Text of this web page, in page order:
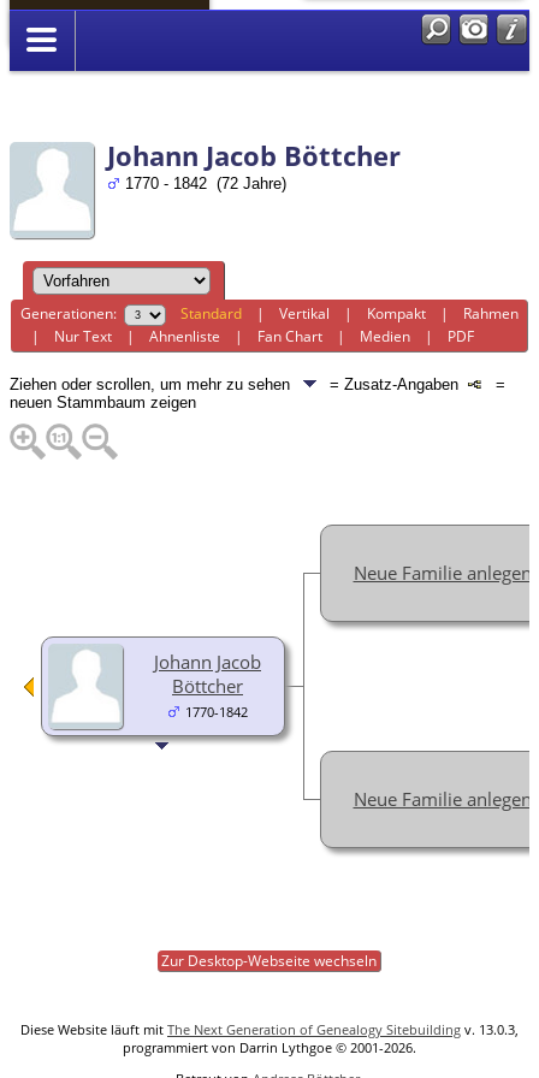
Anmelden
Johann Jacob Böttcher
1770 - 1842 (72 Jahre)
Generationen: Standard |Vertikal | Kompakt | Rahmen
| Nur Text |Ahnenliste | Fan Chart | Medien | PDF
Ziehen oder scrollen, um mehr zu sehen = Zusatz-Angaben
=
neuen Stammbaum zeigen
Johann Jacob
Böttcher
1770-1842
Neue Familie anlegen
Neue Familie anlegen
Zur Desktop-Webseite wechseln
Diese Website läuft mit The Next Generation of Genealogy Sitebuilding v. 13.0.3,
programmiert von Darrin Lythgoe © 2001-2026.